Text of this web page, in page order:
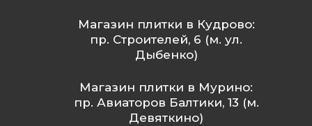
Магазин плитки в Кудрово:
пр. Строителей, 6 (м. ул.
Дыбенко)
Магазин плитки в Мурино:
пр. Авиаторов Балтики, 13 (м.
Девяткино)